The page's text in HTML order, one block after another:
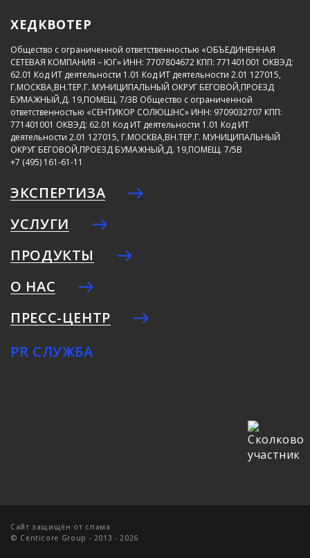
ХЕДКВОТЕР
Общество с ограниченной ответственностью «ОБЪЕДИНЕННАЯ
СЕТЕВАЯ КОМПАНИЯ – ЮГ» ИНН: 7707804672 КПП: 771401001 ОКВЭД:
62.01 Код ИТ деятельности 1.01 Код ИТ деятельности 2.01 127015,
Г.МОСКВА,ВН.ТЕР.Г. МУНИЦИПАЛЬНЫЙ ОКРУГ БЕГОВОЙ,ПРОЕЗД
БУМАЖНЫЙ,Д. 19,ПОМЕЩ. 7/3В Общество с ограниченной
ответственностью «СЕНТИКОР СОЛЮШНС» ИНН: 9709032707 КПП:
771401001 ОКВЭД: 62.01 Код ИТ деятельности 1.01 Код ИТ
деятельности 2.01 127015, Г.МОСКВА,ВН.ТЕР.Г. МУНИЦИПАЛЬНЫЙ
ОКРУГ БЕГОВОЙ,ПРОЕЗД БУМАЖНЫЙ,Д. 19,ПОМЕЩ. 7/5В
+7 (495) 161-61-11
ЭКСПЕРТИЗА
УСЛУГИ
ПРОДУКТЫ
О НАС
ПРЕСС-ЦЕНТР
PR СЛУЖБА
Cайт защищён от спама
© Centicore Group - 2013 - 2026